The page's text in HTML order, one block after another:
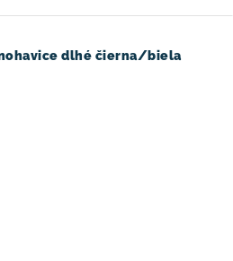
nohavice dlhé čierna/biela